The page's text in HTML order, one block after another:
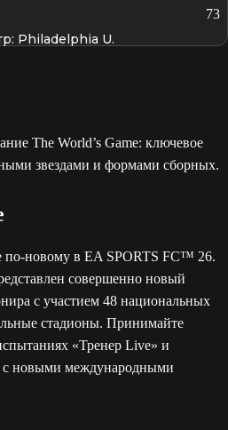
73
Philadelphia U.
по-новому в EA SPORTS FC™ 26.
совершенно новый
с участием 48 национальных
стадионы. Принимайте
«Тренер Live» и
с новыми международными